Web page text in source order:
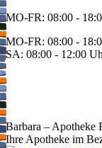
Zum
Inhalt
springen
MO-FR: 08:00 -
MO-FR: 08:00 -
SA: 08:00 - 12:00
BEREITSCHAFT
+43 3142 62553
Barbara – Apotheke
Ihre Apotheke im